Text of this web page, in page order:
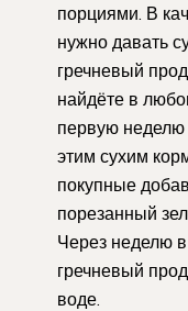
порциями. В
нужно давать
гречневый
найдёте в
первую неделю
этим сухим
покупные
порезанный
Через неделю
гречневый
воде.